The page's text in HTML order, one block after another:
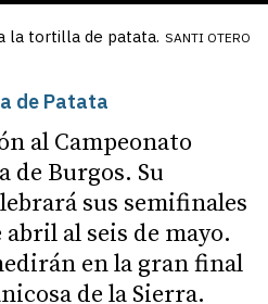
la tortilla de patata. SANTI OTERO
de Patata
al Campeonato
de Burgos. Su
sus semifinales
al seis de mayo.
en la gran final
de la Sierra.